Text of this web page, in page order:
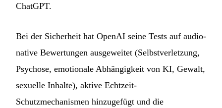
ChatGPT.
Bei der Sicherheit hat OpenAI seine Tests auf audio-
native Bewertungen ausgeweitet (Selbstverletzung,
Psychose, emotionale Abhängigkeit von KI, Gewalt,
sexuelle Inhalte), aktive Echtzeit-
Schutzmechanismen hinzugefügt und die